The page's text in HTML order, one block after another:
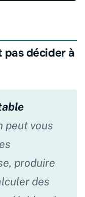
pas décider à
peut vous
produire
des